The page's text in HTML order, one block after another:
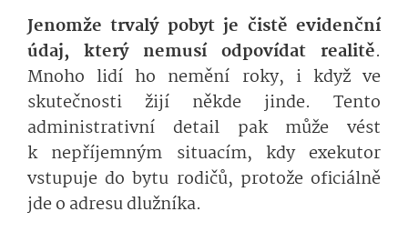
Jenomže trvalý pobyt je čistě evidenční
údaj, který nemusí odpovídat realitě.
Mnoho lidí ho nemění roky, i když ve
skutečnosti žijí někde jinde. Tento
administrativní detail pak může vést
k nepříjemným situacím, kdy exekutor
vstupuje do bytu rodičů, protože oficiálně
jde o adresu dlužníka.